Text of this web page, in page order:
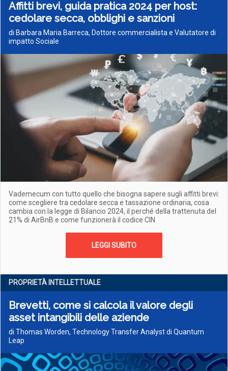
Affitti brevi, guida pratica 2024 per host:
cedolare secca, obblighi e sanzioni
di Barbara Maria Barreca, Dottore commercialista e Valutatore di
impatto Sociale
Vademecum con tutto quello che bisogna sapere sugli affitti brevi:
come scegliere tra cedolare secca e tassazione ordinaria, cosa
cambia con la legge di Bilancio 2024, il perché della trattenuta del
21% di AirBnB e come funzionerà il codice CIN
LEGGI SUBITO
PROPRIETÀ INTELLETTUALE
Brevetti, come si calcola il valore degli
asset intangibili delle aziende
di Thomas Worden, Technology Transfer Analyst di Quantum
Leap